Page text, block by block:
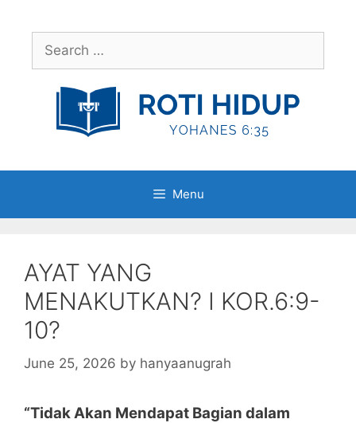
contentSearch
for:
Menu
AYAT YANG
MENAKUTKAN? I KOR.6:9-
10?
June 25, 2026 by hanyaanugrah
“Tidak Akan Mendapat Bagian dalam